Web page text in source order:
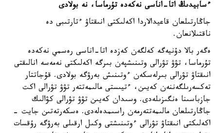
ءسابيدىڭ اتا-اناسى نەكەدە تۇرماسا، نە بولادى
جاڭارتىلعان قاعيدالاردا اكەلىكتى انىقتاۋ ءتارتىبى دە
ناقتىلانعان.
ەگەر بالا دۇنيەگە كەلگەن كەزدە اتا-اناسى رەسمي نەكەدە
تۇرماسا، تۋۋ تۋرالى وتىنىشپەن بىرگە اكەلىكتى نەمەسە انالىقتى
انىقتاۋ تۋرالى بىرلەسكەن ءوتىنىش بەرۋگە بولادى. قۇجاتتار
تەكسەرىلگەننەن كەيىن، ءتيىستى مالىمەتتەر تۋۋ تۋرالى اكت
جازباسىنا ەنگىزىلەدى. وسىدان كەيىن تۋۋ تۋرالى كۋالىك
جاڭارتىلعان مالىمەتتەرمەن راسىمدەلەدى. ەسكەرتەتىن جايت -
اكەلىكتى انىقتاۋ تۋرالى ءوتىنىشتى وكىل ارقىلى بەرۋگە رۇقسات